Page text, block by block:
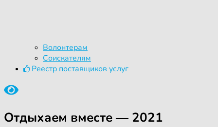
Волонтерам
Соискателям
Реестр поставщиков услуг
Отдыхаем вместе — 2021